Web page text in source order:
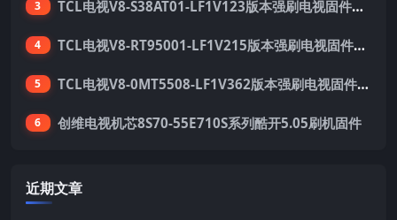
3 TCL电视V8-S38AT01-LF1V123版本强刷电视固件包下载
4 TCL电视V8-RT95001-LF1V215版本强刷电视固件包下载
5 TCL电视V8-0MT5508-LF1V362版本强刷电视固件包下载
6 创维电视机芯8S70-55E710S系列酷开5.05刷机固件
近期文章